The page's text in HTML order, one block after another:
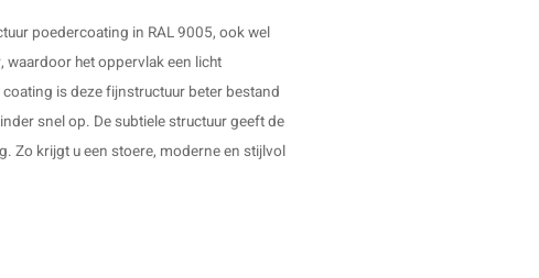
poedercoating in RAL 9005, ook wel
het oppervlak een licht
is deze fijnstructuur beter bestand
snel op. De subtiele structuur geeft de
Zo krijgt u een stoere, moderne en stijlvol